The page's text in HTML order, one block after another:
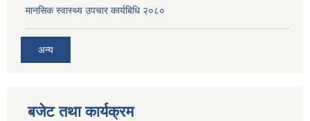
मानसिक स्वास्थ्य उपचार कार्यबिधि २०८०
अन्य
बजेट तथा कार्यक्रम